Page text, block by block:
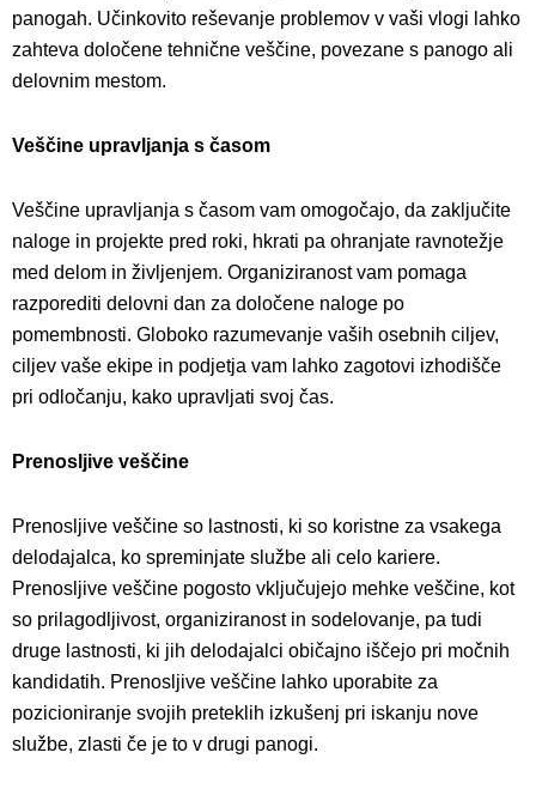
panogah. Učinkovito reševanje problemov v vaši vlogi lahko
zahteva določene tehnične veščine, povezane s panogo ali
delovnim mestom.
Veščine upravljanja s časom
Veščine upravljanja s časom vam omogočajo, da zaključite
naloge in projekte pred roki, hkrati pa ohranjate ravnotežje
med delom in življenjem. Organiziranost vam pomaga
razporediti delovni dan za določene naloge po
pomembnosti. Globoko razumevanje vaših osebnih ciljev,
ciljev vaše ekipe in podjetja vam lahko zagotovi izhodišče
pri odločanju, kako upravljati svoj čas.
Prenosljive veščine
Prenosljive veščine so lastnosti, ki so koristne za vsakega
delodajalca, ko spreminjate službe ali celo kariere.
Prenosljive veščine pogosto vključujejo mehke veščine, kot
so prilagodljivost, organiziranost in sodelovanje, pa tudi
druge lastnosti, ki jih delodajalci običajno iščejo pri močnih
kandidatih. Prenosljive veščine lahko uporabite za
pozicioniranje svojih preteklih izkušenj pri iskanju nove
službe, zlasti če je to v drugi panogi.